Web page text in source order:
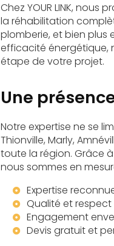
Chez YOUR LINK,
la réhabilitation
plomberie, et bien plus
efficacité énergétique,
étape de votre projet.
Une
Notre expertise ne se
Thionville, Marly,
toute la région. Grâce
nous sommes en
Expertise
Qualité et
Engagement
Devis gratuit et